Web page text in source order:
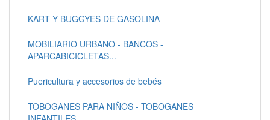
KART Y BUGGYES DE GASOLINA
MOBILIARIO URBANO - BANCOS -
APARCABICICLETAS...
Puericultura y accesorios de bebés
TOBOGANES PARA NIÑOS - TOBOGANES